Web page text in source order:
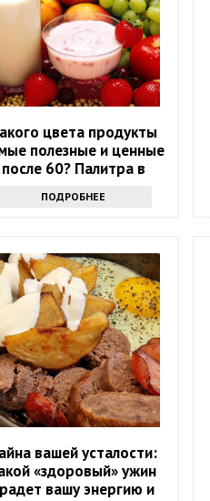
цвета продукты
полезные и ценные
после 60? Палитра в
ПОДРОБНЕЕ
вашей усталости:
«здоровый» ужин
вашу энергию и